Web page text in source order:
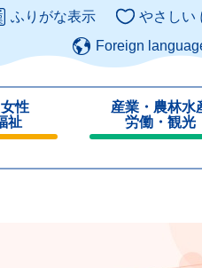
こ
ふりがな表示 やさしい
Foreign
性
祉
産業・農林水
労働・観光
じ